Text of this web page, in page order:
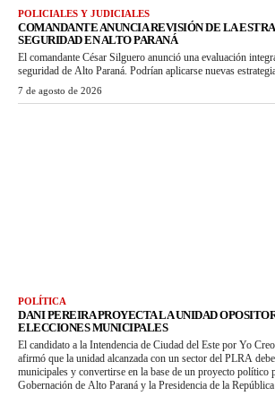
POLICIALES Y JUDICIALES
COMANDANTE ANUNCIA REVISIÓN DE LA
SEGURIDAD EN ALTO PARANÁ
El comandante César Silguero anunció una evaluación
seguridad de Alto Paraná. Podrían aplicarse nuevas
7 de agosto de 2026
POLÍTICA
DANI PEREIRA PROYECTA LA UNIDAD
ELECCIONES MUNICIPALES
El candidato a la Intendencia de Ciudad del Este por Yo
afirmó que la unidad alcanzada con un sector del PLRA
municipales y convertirse en la base de un proyecto político
Gobernación de Alto Paraná y la Presidencia de la